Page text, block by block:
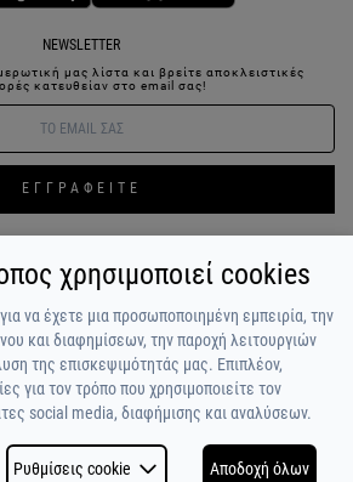
NEWSLETTER
μας λίστα και βρείτε αποκλειστικές
κατευθείαν στο email σας!
ΕΓΓΡΑΦΕΙΤΕ
ΑΓΑΠΗΜΕΝΑ ΕΠΙΚΟΙΝΩΝΙΑ
/ ΑΠΟΣΤΟΛΗ
ΠΟΛΙΤΙΚΗ ΑΠΟΡΡΗΤΟΥ
Η ΟΜΑΔΑ
ΣΧΟΛΙΑ
ΠΕΛΑΤΩΝ
χρησιμοποιεί cookies
να έχετε μια προσωποποιημένη εμπειρία, την
και διαφημίσεων, την παροχή λειτουργιών
της επισκεψιμότητάς μας. Επιπλέον,
για τον τρόπο που χρησιμοποιείτε τον
social media, διαφήμισης και αναλύσεων.
Ρυθμίσεις cookie Αποδοχή όλων